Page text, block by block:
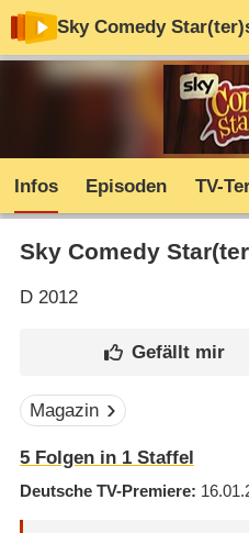
Sky Comedy
Infos Episoden TV-
Sky Comedy
D2012
Magazin
5Folgen in 1Staffel
Deutsche TV-Premiere